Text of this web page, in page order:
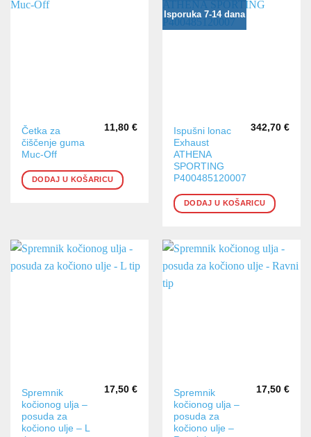
Četka za
čiščenje guma
Muc-Off
11,80 €
DODAJ U KOŠARICU
Isporuka 7-14 dana
Ispušni lonac
Exhaust
ATHENA
SPORTING
P400485120007
342,70 €
DODAJ U KOŠARICU
Spremnik
kočionog ulja –
posuda za
kočiono ulje – L
17,50 €
Spremnik
kočionog ulja –
posuda za
kočiono ulje –
17,50 €